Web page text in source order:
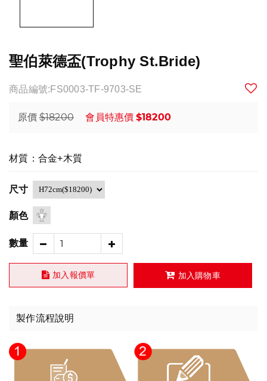
聖伯萊德盃(Trophy St.Bride)
商品編號:FS0003-TF-9703-SE
原價 $18200 會員特惠價 $18200
材質：合金+木質
尺寸
顏色
數量
加入報價單 加入購物車
製作流程說明